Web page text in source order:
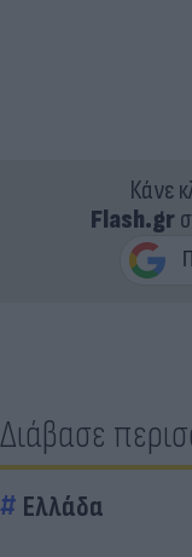
Κάνε
Flash.gr
Διάβασε
Ελλάδα